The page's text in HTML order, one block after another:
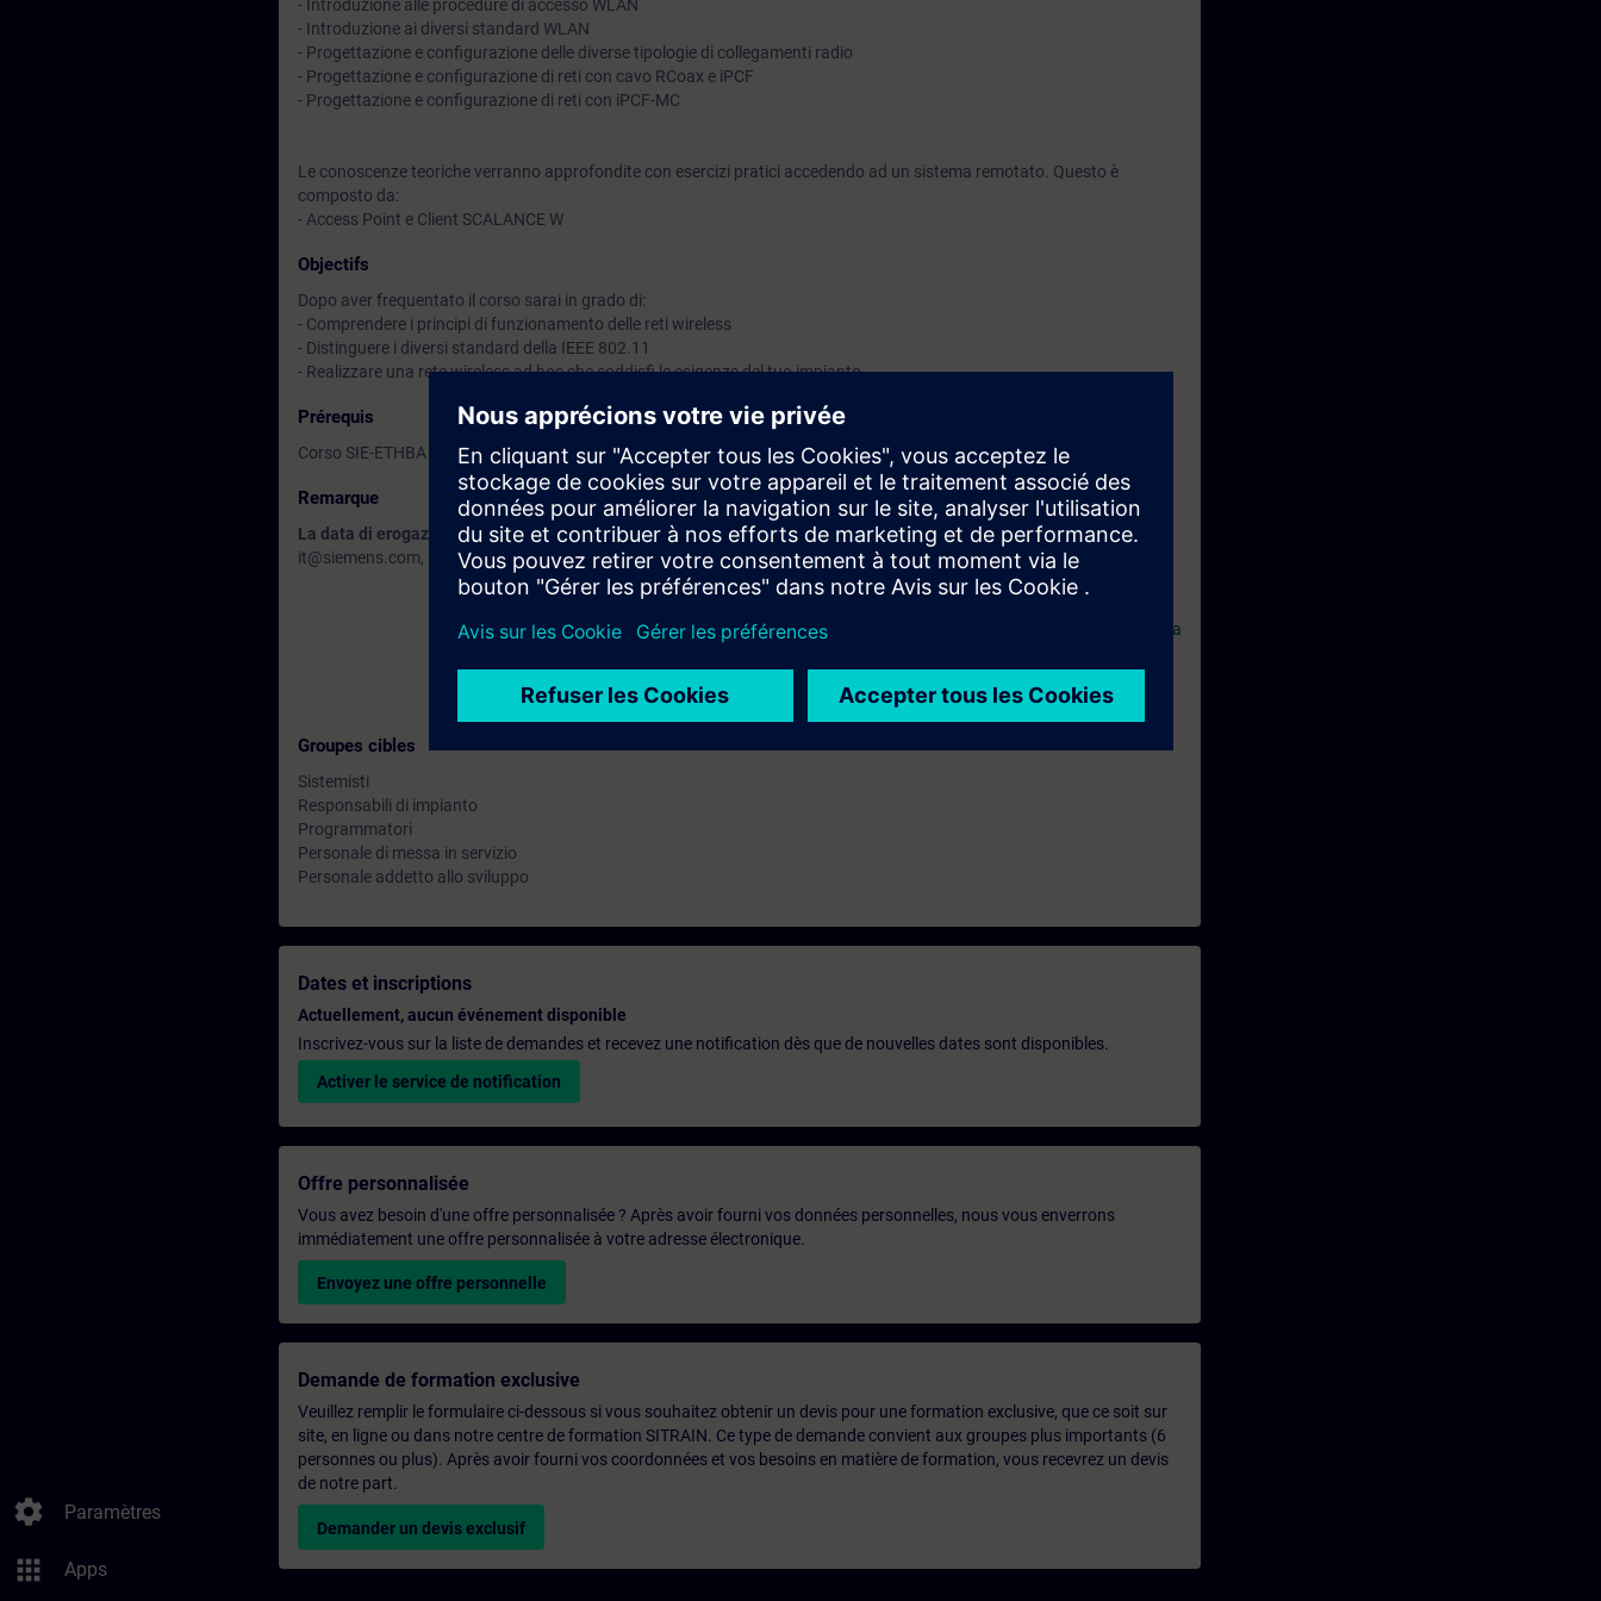
settings Paramètres
apps Apps
- Introduzione alle procedure di accesso WLAN
- Introduzione ai diversi standard WLAN
- Progettazione e configurazione delle diverse tipologie di collegamenti radio
- Progettazione e configurazione di reti con cavo RCoax e iPCF
- Progettazione e configurazione di reti con iPCF-MC
Le conoscenze teoriche verranno approfondite con esercizi pratici accedendo ad un sistema remotato. Questo è
composto da:
- Access Point e Client SCALANCE W
Objectifs
Dopo aver frequentato il corso sarai in grado di:
- Comprendere i principi di funzionamento delle reti wireless
- Distinguere i diversi standard della IEEE 802.11
- Realizzare una rete wireless ad hoc che soddisfi le esigenze del tuo impianto
Prérequis
Corso SIE-ETHBA o equivalenti conoscenze di base.
Remarque
La data di erogazione di questo corso la decidiamo insieme a te:contattaci all’indirizzo digitalindustryacademy.rc-
it@siemens.com, indicaci le tue necessità e saremo lieti di trovare la soluzione su misura per te!
Invia Modulo di Richiesta
Groupes cibles
Sistemisti
Responsabili di impianto
Programmatori
Personale di messa in servizio
Personale addetto allo sviluppo
Dates et inscriptions
Actuellement, aucun événement disponible
Inscrivez-vous sur la liste de demandes et recevez une notification dès que de nouvelles dates sont disponibles.
Activer le service de notification
Offre personnalisée
Vous avez besoin d'une offre personnalisée ? Après avoir fourni vos données personnelles, nous vous enverrons
immédiatement une offre personnalisée à votre adresse électronique.
Envoyez une offre personnelle
Demande de formation exclusive
Veuillez remplir le formulaire ci-dessous si vous souhaitez obtenir un devis pour une formation exclusive, que ce soit sur
site, en ligne ou dans notre centre de formation SITRAIN. Ce type de demande convient aux groupes plus importants (6
personnes ou plus). Après avoir fourni vos coordonnées et vos besoins en matière de formation, vous recevrez un devis
de notre part.
Demander un devis exclusif